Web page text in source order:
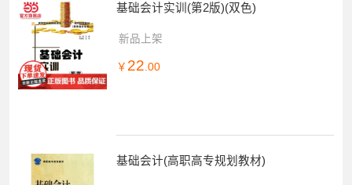
基础会计实训(第2版)(双色)
新品上架
￥ 22 .00
基础会计(高职高专规划教材)